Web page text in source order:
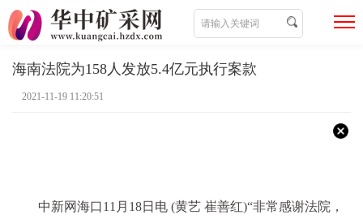
海南法院为158人发放5.4亿元执行案款
2021-11-19 11:20:51
中新网海口11月18日电 (黄艺 崔善红)“非常感谢法院，